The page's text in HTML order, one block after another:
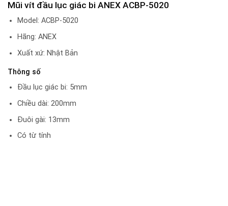
Mũi vít đầu lục giác bi ANEX ACBP-5020
Model: ACBP-5020
Hãng: ANEX
Xuất xứ: Nhật Bản
Thông số
Đầu lục giác bi: 5mm
Chiều dài: 200mm
Đuôi gài: 13mm
Có từ tính